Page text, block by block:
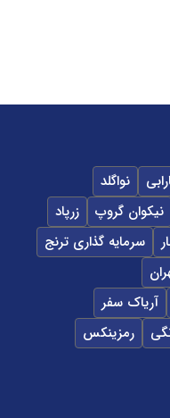
نواگلد
نیکوان گروپ
زرپاد
سرمایه گذاری ترنج
آریاک سفر
رمزینکس